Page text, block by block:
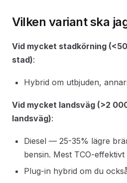
Vilken variant ska
Vid mycket stadkörning
stad):
Hybrid om utbjuden,
Vid mycket landsväg (>2
landsväg):
Diesel — 25-35% lägre
bensin. Mest TCO-
Plug-in hybrid om du